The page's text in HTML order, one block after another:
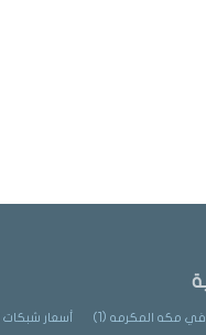
في مكه المكرمه (1) أسعار شبكات